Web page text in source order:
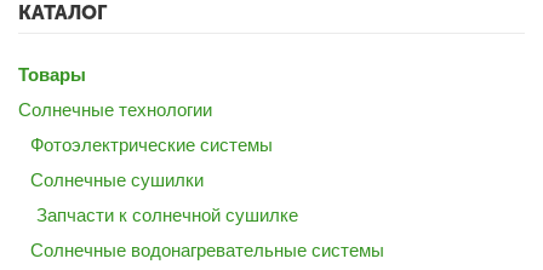
КАТАЛОГ
Товары
Солнечные технологии
Фотоэлектрические системы
Солнечные сушилки
Запчасти к солнечной сушилке
Солнечные водонагревательные системы